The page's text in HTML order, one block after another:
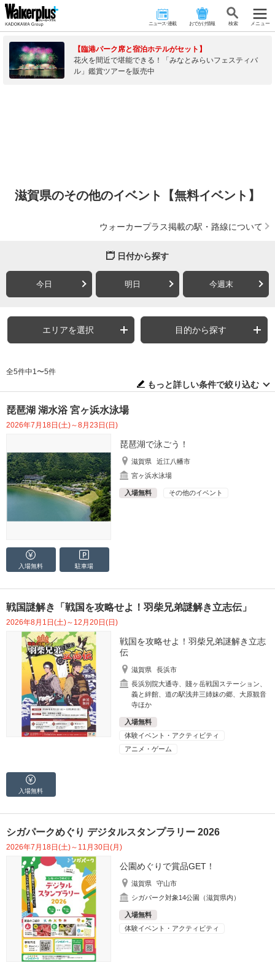
ニュース･連載 おでかけ情報 検 索 メニュー
【臨港パーク席と宿泊ホテルがセット】
花火を間近で堪能できる！「みなとみらいフェスティバ
ル」鑑賞ツアーを販売中
滋賀県のその他のイベント【無料イベント】
ウォーカープラス掲載の駅・路線について
日付から探す
今日 明日 今週末
エリアを選択 目的から探す
全5件中1〜5件
もっと詳しい条件で絞り込む
琵琶湖 湖水浴 宮ヶ浜水泳場
2026年7月18日(土)～8月23日(日)
琵琶湖で泳ごう！
滋賀県
近江八幡市
宮ヶ浜水泳場
入場無料 その他のイベント
入場無料 駐車場
戦国謎解き「戦国を攻略せよ！羽柴兄弟謎解き立志伝」
2026年8月1日(土)～12月20日(日)
戦国を攻略せよ！羽柴兄弟謎解き立志
伝
滋賀県
長浜市
長浜別院大通寺、賤ヶ岳戦国ステーション、
義と絆館、道の駅浅井三姉妹の郷、大原観音
寺ほか
入場無料
体験イベント・アクティビティ
アニメ・ゲーム
入場無料
シガパークめぐり デジタルスタンプラリー 2026
2026年7月18日(土)～11月30日(月)
公園めぐりで賞品GET！
滋賀県
守山市
シガパーク対象14公園（滋賀県内）
入場無料
体験イベント・アクティビティ